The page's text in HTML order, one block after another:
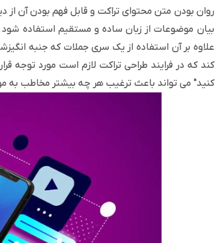
روان بودن متن محتوای تراکت و قابل فهم بودن آن از
بیان موضوعات از زبان ساده و مستقیم استفاده شود
علاوه بر آن استفاده از یک سری جملات که جنبه
کند که در فرایند طراحی تراکت لازم است مورد توجه
کنید" می تواند باعث ترغیب هر چه بیشتر مخاطب به